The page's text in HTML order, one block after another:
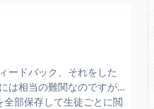
ードバック、それをした
は相当の難関なのですが…
部保存して生徒ごとに閲